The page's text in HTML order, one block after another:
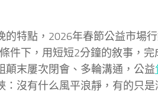
的特點，2026年春節公益市場
件下，用短短2分鐘的敘事，
顛末屢次閉會、多輪溝通，公益
：沒有什么風平浪靜，有的只